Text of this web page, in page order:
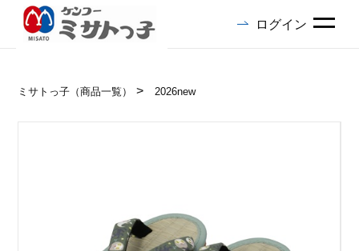
ログイン
ミサトっ子（商品一覧） 2026new